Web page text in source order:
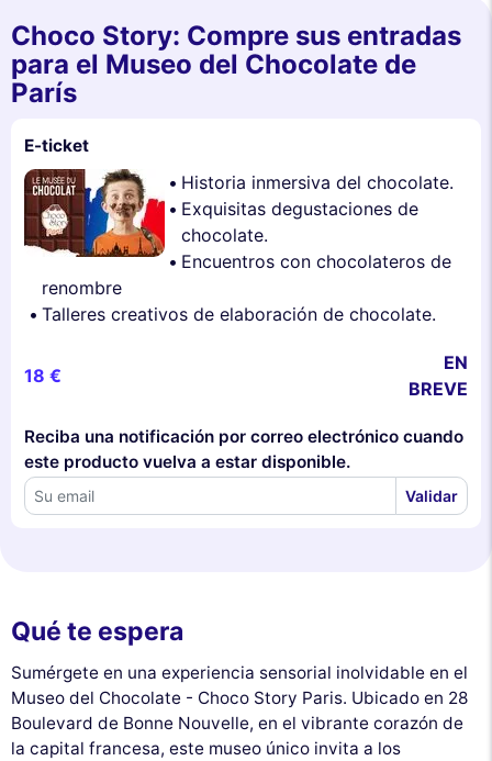
Choco Story: Compre sus entradas
para el Museo del Chocolate de
París
E-ticket
Historia inmersiva del chocolate.
Exquisitas degustaciones de
chocolate.
Encuentros con chocolateros de
renombre
Talleres creativos de elaboración de chocolate.
18 €
EN
BREVE
Reciba una notificación por correo electrónico cuando
este producto vuelva a estar disponible.
Validar
Qué te espera
Sumérgete en una experiencia sensorial inolvidable en el
Museo del Chocolate - Choco Story Paris. Ubicado en 28
Boulevard de Bonne Nouvelle, en el vibrante corazón de
la capital francesa, este museo único invita a los